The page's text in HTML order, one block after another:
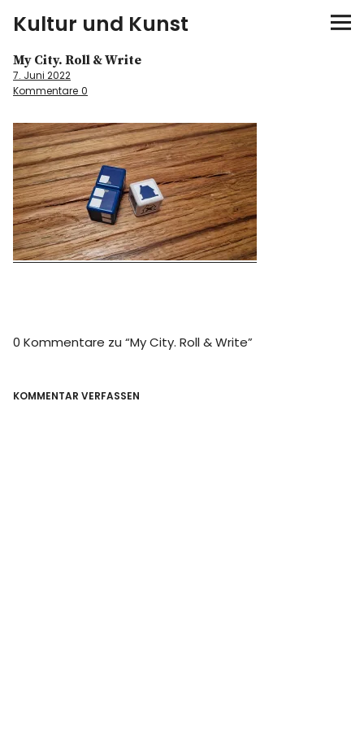
Kultur und Kunst
kultur & kunst
Spiele
Konzerte
Museen bei…
Über mich
My City. Roll & Write
7. Juni 2022
Kommentare 0
0 Kommentare zu “My City. Roll & Write”
KOMMENTAR VERFASSEN